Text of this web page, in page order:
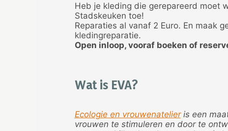
Heb je kleding die gerepareerd moet
Stadskeuken toe!
Reparaties al vanaf 2 Euro. En maak
kledingreparatie.
Open inloop, vooraf boeken of
Wat is EVA?
Ecologie en vrouwenatelieris een
vrouwen te stimuleren en door te